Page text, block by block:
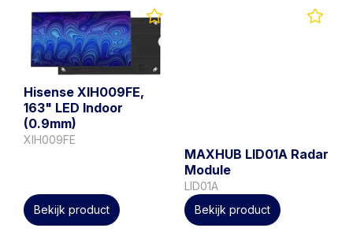
Hisense XIH009FE,
163" LED Indoor
(0.9mm)
XIH009FE
Bekijk product
MAXHUB LID01A Radar
Module
LID01A
Bekijk product